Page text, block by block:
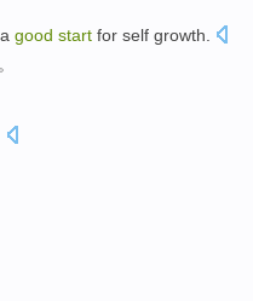
good start for self growth.